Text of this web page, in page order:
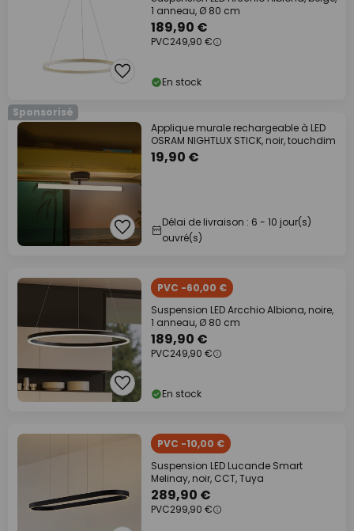
1 anneau, Ø 80 cm
189,90 €
PVC249,90 €
En stock
Sponsorisé
Applique murale rechargeable à LED
OSRAM NIGHTLUX STICK, noir, touchdim
19,90 €
Délai de livraison : 6 - 10 jour(s)
ouvré(s)
PVC -60,00 €
Suspension LED Arcchio Albiona, noire,
1 anneau, Ø 80 cm
189,90 €
PVC249,90 €
En stock
PVC -10,00 €
Suspension LED Lucande Smart
Melinay, noir, CCT, Tuya
289,90 €
PVC299,90 €